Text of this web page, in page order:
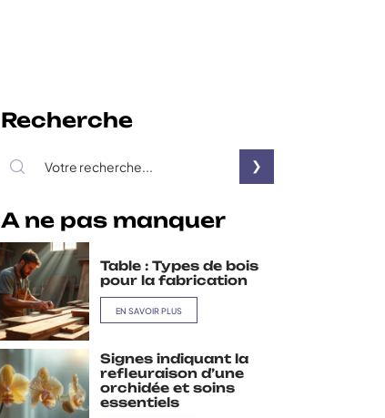
Recherche
A ne pas manquer
Table : Types de bois
pour la fabrication
EN SAVOIR PLUS
Signes indiquant la
refleuraison d’une
orchidée et soins
essentiels